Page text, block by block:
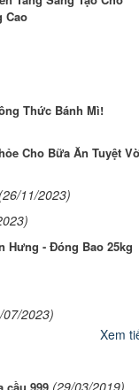
Cao
Thức Bánh Mì!
Cho Bữa Ăn Tuyệt
(26/11/2023)
Hưng - Đóng Bao 25kg
07/2023)
Xem